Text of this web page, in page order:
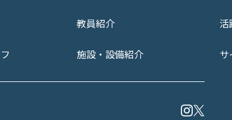
教員紹介 活
施設・設備紹介